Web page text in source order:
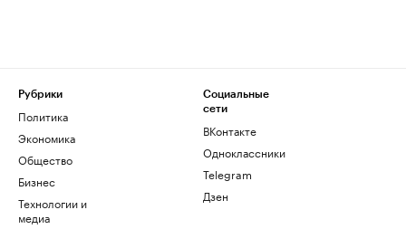
Рубрики
Политика
Экономика
Общество
Бизнес
Технологии и
медиа
Социальные
сети
ВКонтакте
Одноклассники
Telegram
Дзен